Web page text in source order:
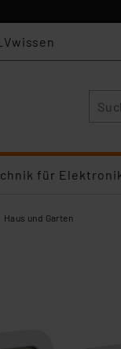
für
Haus und Garten​